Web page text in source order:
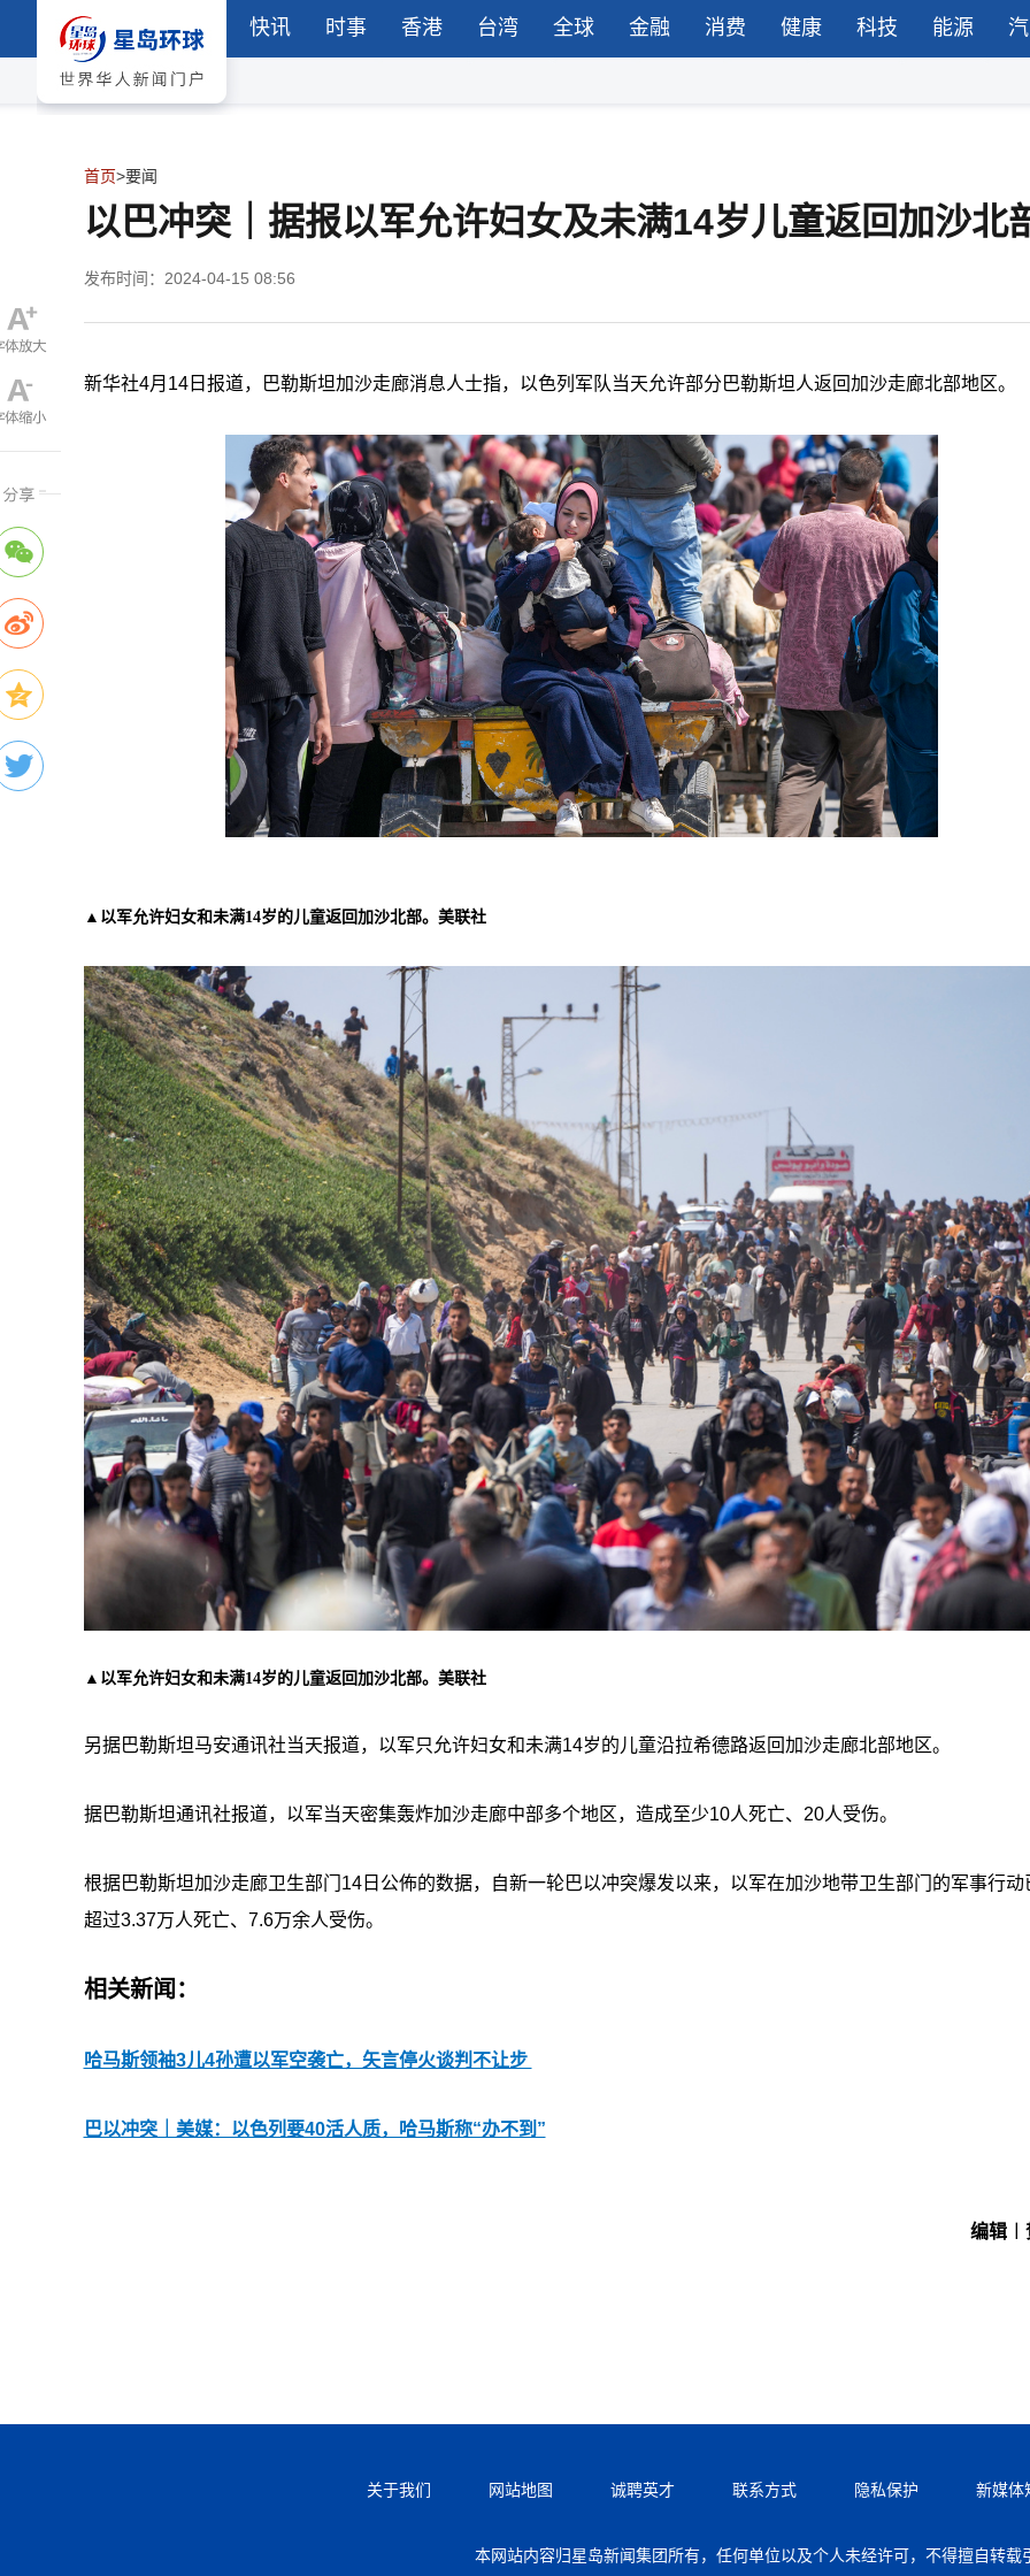
快讯 时事 香港 台湾 全球 金融 消费 健康 科技 能源
首页>要闻
以巴冲突｜据报以军允许妇女及未满14岁儿童返回加沙北
发布时间：2024-04-15 08:56
新华社4月14日报道，巴勒斯坦加沙走廊消息人士指，以色列军队当天允许部分巴勒斯坦人返回加沙走廊北部地区。
▲以军允许妇女和未满14岁的儿童返回加沙北部。美联社
▲以军允许妇女和未满14岁的儿童返回加沙北部。美联社
另据巴勒斯坦马安通讯社当天报道，以军只允许妇女和未满14岁的儿童沿拉希德路返回加沙走廊北部地区。
据巴勒斯坦通讯社报道，以军当天密集轰炸加沙走廊中部多个地区，造成至少10人死亡、20人受伤。
根据巴勒斯坦加沙走廊卫生部门14日公佈的数据，自新一轮巴以冲突爆发以来，以军在加沙地带卫生部门的军事行动
超过3.37万人死亡、7.6万余人受伤。
相关新闻：
哈马斯领袖3儿4孙遭以军空袭亡，矢言停火谈判不让步
巴以冲突｜美媒：以色列要40活人质，哈马斯称“办不到”
编辑︱
关于我们 网站地图 诚聘英才 联系方式 隐私保护 新媒体
本网站内容归星岛新闻集团所有，任何单位以及个人未经许可，不得擅自转载